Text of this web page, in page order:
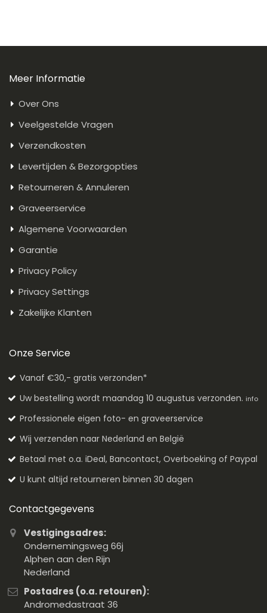
Meer Informatie
Over Ons
Veelgestelde Vragen
Verzendkosten
Levertijden & Bezorgopties
Retourneren & Annuleren
Graveerservice
Algemene Voorwaarden
Garantie
Privacy Policy
Privacy Settings
Zakelijke Klanten
Onze Service
Vanaf €30,- gratis verzonden*
Uw bestelling wordt maandag 10 augustus verzonden. info
Professionele eigen foto- en graveerservice
Wij verzenden naar Nederland en België
Betaal met o.a. iDeal, Bancontact, Overboeking of Paypal
U kunt altijd retourneren binnen 30 dagen
Contactgegevens
Vestigingsadres:
Ondernemingsweg 66j
Alphen aan den Rijn
Nederland
Postadres (o.a. retouren):
Andromedastraat 36